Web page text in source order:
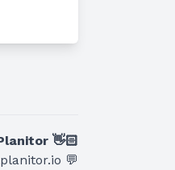
👋🏻
💬